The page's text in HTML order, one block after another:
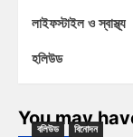
লাইফস্টাইল ও স্বাস্থ্য
হলিউড
You may
বলিউড বিনোদন